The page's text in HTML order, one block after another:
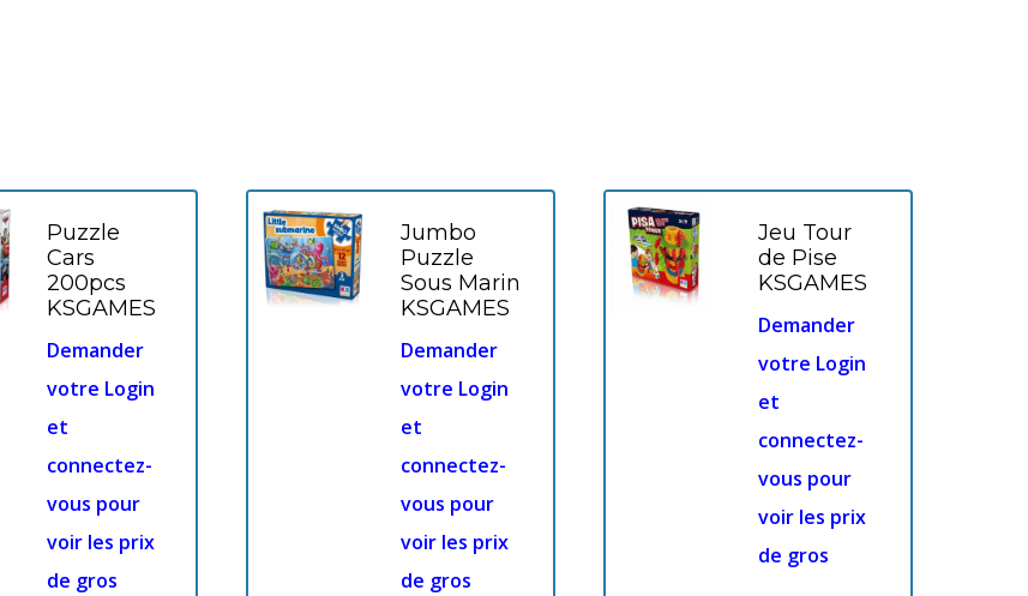
Puzzle
Cars
200pcs
KSGAMES
Demander
votre Login
et
connectez-
vous pour
voir les prix
de gros
Jumbo
Puzzle
Sous Marin
KSGAMES
Demander
votre Login
et
connectez-
vous pour
voir les prix
de gros
Jeu Tour
de Pise
KSGAMES
Demander
votre Login
et
connectez-
vous pour
voir les prix
de gros